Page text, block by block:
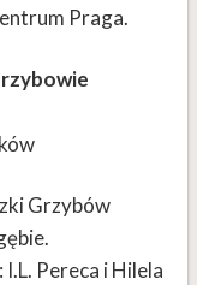
Praga.
Grzybów
Pereca i Hilela